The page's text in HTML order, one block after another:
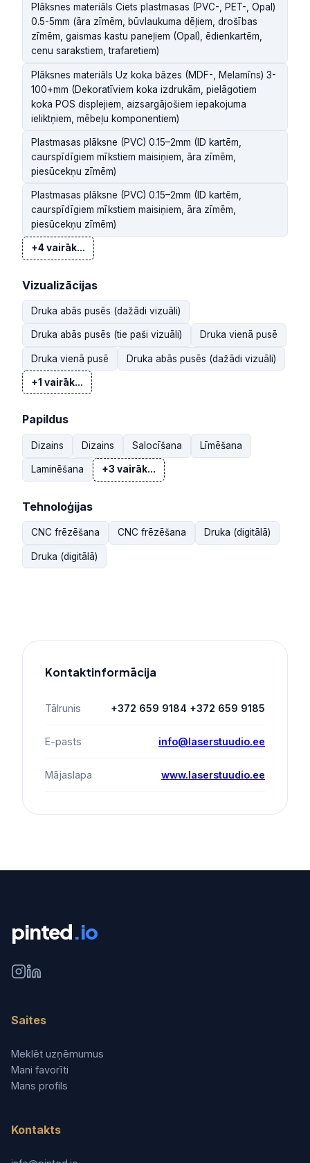
Plāksnes materiāls Ciets plastmasas (PVC-, PET-, Opal)
0.5-5mm (āra zīmēm, būvlaukuma dēļiem, drošības
zīmēm, gaismas kastu paneļiem (Opal), ēdienkartēm,
cenu sarakstiem, trafaretiem)
Plāksnes materiāls Uz koka bāzes (MDF-, Melamīns) 3-
100+mm (Dekoratīviem koka izdrukām, pielāgotiem
koka POS displejiem, aizsargājošiem iepakojuma
ieliktņiem, mēbeļu komponentiem)
Plastmasas plāksne (PVC) 0.15–2mm (ID kartēm,
caurspīdīgiem mīkstiem maisiņiem, āra zīmēm,
piesūcekņu zīmēm)
Plastmasas plāksne (PVC) 0.15–2mm (ID kartēm,
caurspīdīgiem mīkstiem maisiņiem, āra zīmēm,
piesūcekņu zīmēm)
+4 vairāk...
Vizualizācijas
Druka abās pusēs (dažādi vizuāli)
Druka abās pusēs (tie paši vizuāli) Druka vienā pusē
Druka vienā pusē Druka abās pusēs (dažādi vizuāli)
+1 vairāk...
Papildus
Dizains Dizains Salocīšana Līmēšana
Laminēšana +3 vairāk...
Tehnoloģijas
CNC frēzēšana CNC frēzēšana Druka (digitālā)
Druka (digitālā)
Kontaktinformācija
Tālrunis +372 659 9184 +372 659 9185
E-pasts info@laserstuudio.ee
Mājaslapa www.laserstuudio.ee
pinted.io
Saites
Meklēt uzņēmumus
Mani favorīti
Mans profils
Kontakts